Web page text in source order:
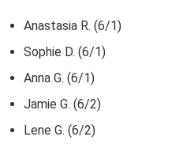
Anastasia R. (6/1)
Sophie D. (6/1)
Anna G. (6/1)
Jamie G. (6/2)
Lene G. (6/2)